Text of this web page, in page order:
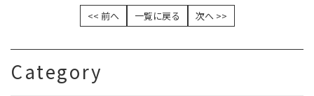
<< 前へ 一覧に戻る 次へ >>
Category